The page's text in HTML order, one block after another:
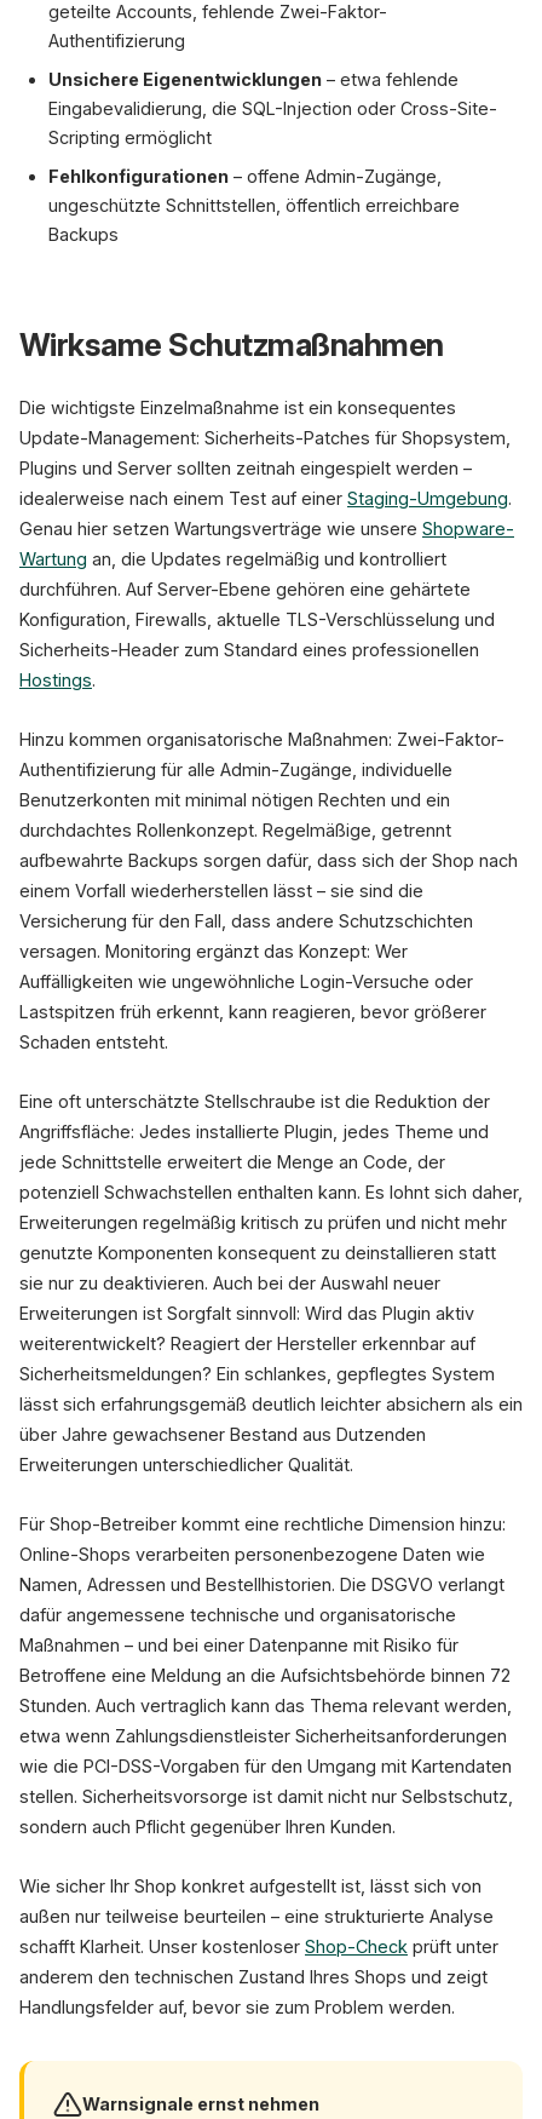
geteilte Accounts, fehlende Zwei-Faktor-
Authentifizierung
Unsichere Eigenentwicklungen – etwa fehlende
Eingabevalidierung, die SQL-Injection oder Cross-Site-
Scripting ermöglicht
Fehlkonfigurationen – offene Admin-Zugänge,
ungeschützte Schnittstellen, öffentlich erreichbare
Backups
Wirksame Schutzmaßnahmen
Die wichtigste Einzelmaßnahme ist ein konsequentes
Update-Management: Sicherheits-Patches für Shopsystem,
Plugins und Server sollten zeitnah eingespielt werden –
idealerweise nach einem Test auf einer Staging-Umgebung.
Genau hier setzen Wartungsverträge wie unsere Shopware-
Wartung an, die Updates regelmäßig und kontrolliert
durchführen. Auf Server-Ebene gehören eine gehärtete
Konfiguration, Firewalls, aktuelle TLS-Verschlüsselung und
Sicherheits-Header zum Standard eines professionellen
Hostings.
Hinzu kommen organisatorische Maßnahmen: Zwei-Faktor-
Authentifizierung für alle Admin-Zugänge, individuelle
Benutzerkonten mit minimal nötigen Rechten und ein
durchdachtes Rollenkonzept. Regelmäßige, getrennt
aufbewahrte Backups sorgen dafür, dass sich der Shop nach
einem Vorfall wiederherstellen lässt – sie sind die
Versicherung für den Fall, dass andere Schutzschichten
versagen. Monitoring ergänzt das Konzept: Wer
Auffälligkeiten wie ungewöhnliche Login-Versuche oder
Lastspitzen früh erkennt, kann reagieren, bevor größerer
Schaden entsteht.
Eine oft unterschätzte Stellschraube ist die Reduktion der
Angriffsfläche: Jedes installierte Plugin, jedes Theme und
jede Schnittstelle erweitert die Menge an Code, der
potenziell Schwachstellen enthalten kann. Es lohnt sich daher,
Erweiterungen regelmäßig kritisch zu prüfen und nicht mehr
genutzte Komponenten konsequent zu deinstallieren statt
sie nur zu deaktivieren. Auch bei der Auswahl neuer
Erweiterungen ist Sorgfalt sinnvoll: Wird das Plugin aktiv
weiterentwickelt? Reagiert der Hersteller erkennbar auf
Sicherheitsmeldungen? Ein schlankes, gepflegtes System
lässt sich erfahrungsgemäß deutlich leichter absichern als ein
über Jahre gewachsener Bestand aus Dutzenden
Erweiterungen unterschiedlicher Qualität.
Für Shop-Betreiber kommt eine rechtliche Dimension hinzu:
Online-Shops verarbeiten personenbezogene Daten wie
Namen, Adressen und Bestellhistorien. Die DSGVO verlangt
dafür angemessene technische und organisatorische
Maßnahmen – und bei einer Datenpanne mit Risiko für
Betroffene eine Meldung an die Aufsichtsbehörde binnen 72
Stunden. Auch vertraglich kann das Thema relevant werden,
etwa wenn Zahlungsdienstleister Sicherheitsanforderungen
wie die PCI-DSS-Vorgaben für den Umgang mit Kartendaten
stellen. Sicherheitsvorsorge ist damit nicht nur Selbstschutz,
sondern auch Pflicht gegenüber Ihren Kunden.
Wie sicher Ihr Shop konkret aufgestellt ist, lässt sich von
außen nur teilweise beurteilen – eine strukturierte Analyse
schafft Klarheit. Unser kostenloser Shop-Check prüft unter
anderem den technischen Zustand Ihres Shops und zeigt
Handlungsfelder auf, bevor sie zum Problem werden.
Warnsignale ernst nehmen